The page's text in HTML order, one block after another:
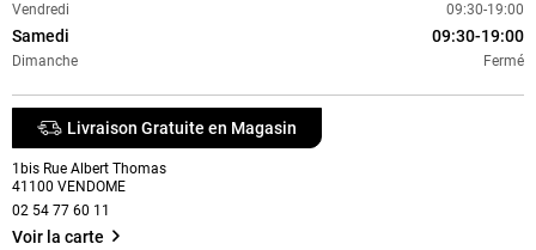
Vendredi
09:30-19:00
Samedi 09:30-19:00
Dimanche Fermé
Livraison Gratuite en Magasin
1bis Rue Albert Thomas
41100 VENDOME
02 54 77 60 11
Voir la carte